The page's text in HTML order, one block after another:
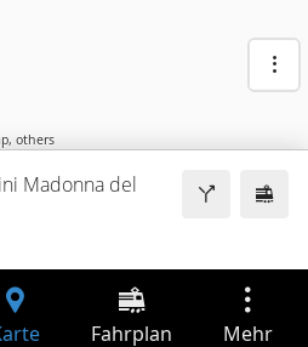
, others
Madonna del
Fahrplan Mehr